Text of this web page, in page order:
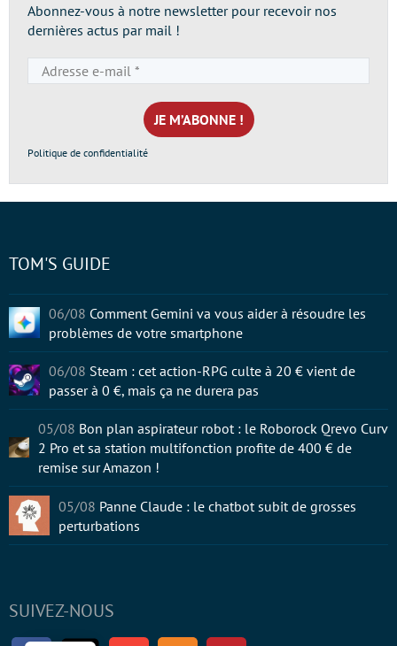
Abonnez-vous à notre newsletter pour recevoir nos
dernières actus par mail !
e-
mail
*
Politique de confidentialité
SUIVEZ-NOUS
TOM'S GUIDE
06/08 Comment Gemini va vous aider à résoudre les
problèmes de votre smartphone
06/08 Steam : cet action-RPG culte à 20 € vient de
passer à 0 €, mais ça ne durera pas
05/08 Bon plan aspirateur robot : le Roborock Qrevo Curv
2 Pro et sa station multifonction profite de 400 € de
remise sur Amazon !
05/08 Panne Claude : le chatbot subit de grosses
perturbations